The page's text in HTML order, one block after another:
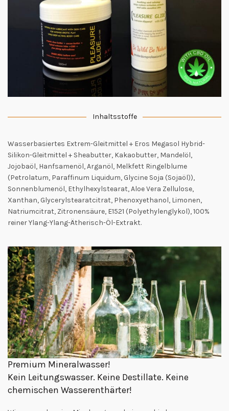
Inhaltsstoffe
Wasserbasiertes Extrem-Gleitmittel + Eros Megasol Hybrid-
Silikon-Gleitmittel + Sheabutter, Kakaobutter, Mandelöl,
Jojobaöl, Hanfsamenöl, Arganöl, Melkfett Ringelblume
(Petrolatum, Paraffinum Liquidum, Glycine Soja (Sojaöl)),
Sonnenblumenöl, Ethylhexylstearat, Aloe Vera Zellulose,
Xanthan, Glycerylstearatcitrat, Phenoxyethanol, Limonen,
Natriumcitrat, Zitronensäure, E1521 (Polyethylenglykol), 100%
reiner Ylang-Ylang-Ätherisch-Öl-Extrakt.
Premium Mineralwasser!
Kein Leitungswasser. Keine Destillate. Keine
chemischen Wasserenthärter!